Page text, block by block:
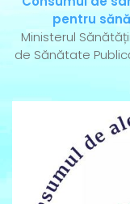
pentru
Ministerul
de Sănătate